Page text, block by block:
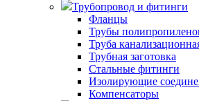
Трубопровод и фитинги
Фланцы
Трубы
Труба
Трубная заготовка
Стальные фитинги
Изолирующие
Компенсаторы